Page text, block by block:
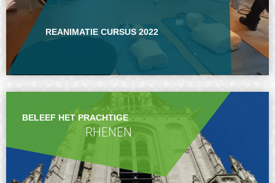
REANIMATIE CURSUS 2022
BELEEF HET PRACHTIGE
RHENEN